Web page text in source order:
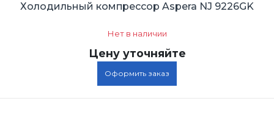
Холодильный компрессор Aspera NJ 9226GK
Нет в наличии
Цену уточняйте
Оформить заказ